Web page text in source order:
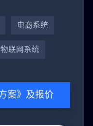
电商系统
物联网系统
案》及报价
4小时前